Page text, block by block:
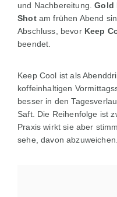
und Nachbereitung.Gold
Shotam frühen Abend
Abschluss, bevor Keep
beendet.
Keep Cool ist als
koffeinhaltigen
besser in den
Saft. Die Reihenfolge ist
Praxis wirkt sie aber
sehe, davon abzuweichen.